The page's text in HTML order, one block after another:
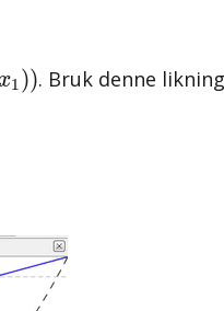
1))
)) . Bruk denne